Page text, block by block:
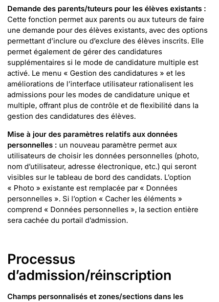
Demande des parents/tuteurs pour les élèves existants :
Cette fonction permet aux parents ou aux tuteurs de faire
une demande pour des élèves existants, avec des options
permettant d’inclure ou d’exclure des élèves inscrits. Elle
permet également de gérer des candidatures
supplémentaires si le mode de candidature multiple est
activé. Le menu « Gestion des candidatures » et les
améliorations de l’interface utilisateur rationalisent les
admissions pour les modes de candidature unique et
multiple, offrant plus de contrôle et de flexibilité dans la
gestion des candidatures des élèves.
Mise à jour des paramètres relatifs aux données
personnelles : un nouveau paramètre permet aux
utilisateurs de choisir les données personnelles (photo,
nom d’utilisateur, adresse électronique, etc.) qui seront
visibles sur le tableau de bord des candidats. L’option
« Photo » existante est remplacée par « Données
personnelles ». Si l’option « Cacher les éléments »
comprend « Données personnelles », la section entière
sera cachée du portail d’admission.
Processus
d’admission/réinscription
Champs personnalisés et zones/sections dans les